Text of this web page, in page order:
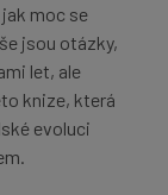
moc se
jsou otázky,
let, ale
knize, která
evoluci